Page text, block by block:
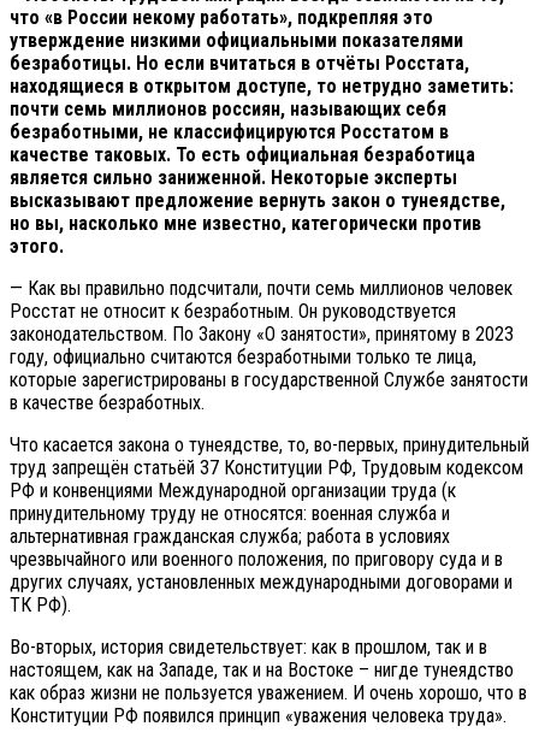
что «в России некому работать», подкрепляя это
утверждение низкими официальными показателями
безработицы. Но если вчитаться в отчёты Росстата,
находящиеся в открытом доступе, то нетрудно заметить:
почти семь миллионов россиян, называющих себя
безработными, не классифицируются Росстатом в
качестве таковых. То есть официальная безработица
является сильно заниженной. Некоторые эксперты
высказывают предложение вернуть закон о тунеядстве,
но вы, насколько мне известно, категорически против
этого.
— Как вы правильно подсчитали, почти семь миллионов человек
Росстат не относит к безработным. Он руководствуется
законодательством. По Закону «О занятости», принятому в 2023
году, официально считаются безработными только те лица,
которые зарегистрированы в государственной Службе занятости
в качестве безработных.
Что касается закона о тунеядстве, то, во-первых, принудительный
труд запрещён статьёй 37 Конституции РФ, Трудовым кодексом
РФ и конвенциями Международной организации труда (к
принудительному труду не относятся: военная служба и
альтернативная гражданская служба; работа в условиях
чрезвычайного или военного положения, по приговору суда и в
других случаях, установленных международными договорами и
ТК РФ).
Во-вторых, история свидетельствует: как в прошлом, так и в
настоящем, как на Западе, так и на Востоке – нигде тунеядство
как образ жизни не пользуется уважением. И очень хорошо, что в
Конституции РФ появился принцип «уважения человека труда».